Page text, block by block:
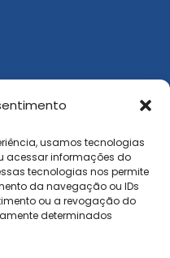
usamos tecnologias
acessar informações do
tecnologias nos permite
da navegação ou IDs
ou a revogação do
determinados